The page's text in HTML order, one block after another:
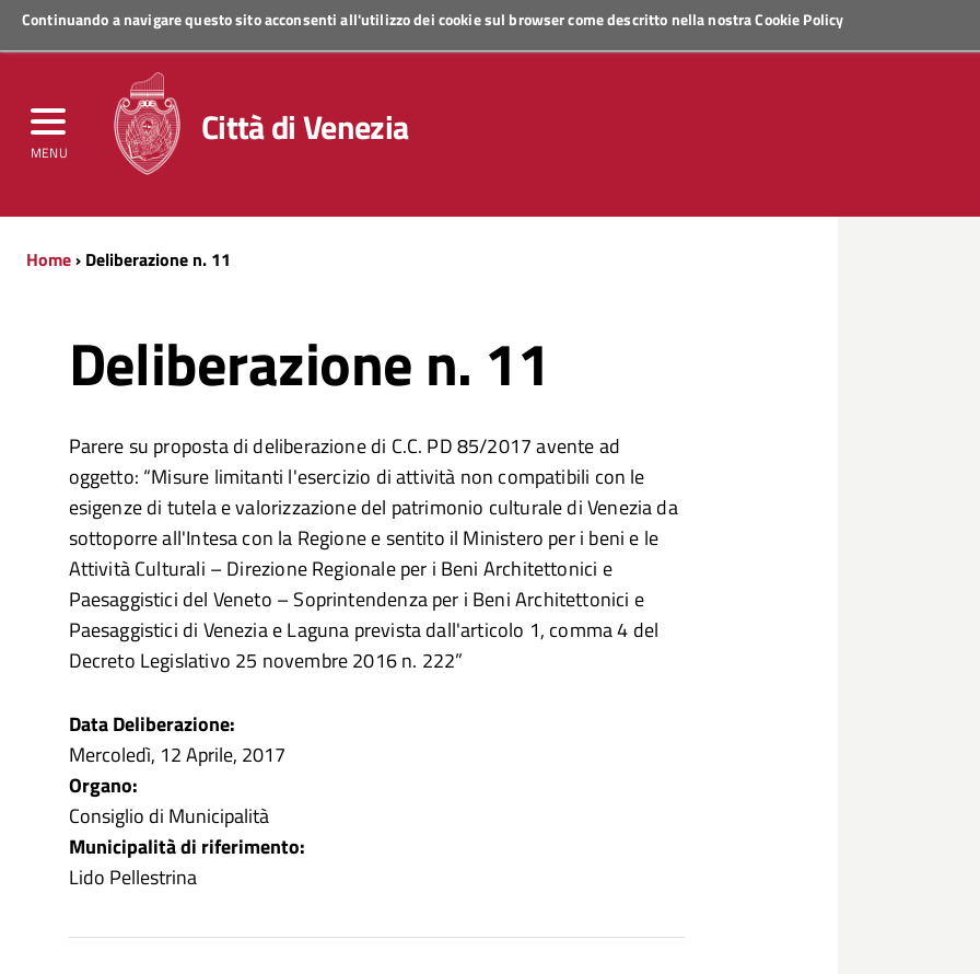
Continuando a navigare questo sito acconsenti all'utilizzo dei cookie sul browser come descritto nella nostraCookie Policy
MENU
Regione Veneto
Città di Venezia
Home› Deliberazione n. 11
Deliberazione n. 11
Parere su proposta di deliberazione di C.C. PD 85/2017 avente ad
oggetto: “Misure limitanti l'esercizio di attività non compatibili con le
esigenze di tutela e valorizzazione del patrimonio culturale di Venezia da
sottoporre all'Intesa con la Regione e sentito il Ministero per i beni e le
Attività Culturali – Direzione Regionale per i Beni Architettonici e
Paesaggistici del Veneto – Soprintendenza per i Beni Architettonici e
Paesaggistici di Venezia e Laguna prevista dall'articolo 1, comma 4 del
Decreto Legislativo 25 novembre 2016 n. 222”
Data Deliberazione:
Mercoledì, 12 Aprile, 2017
Organo:
Consiglio di Municipalità
Municipalità di riferimento:
Lido Pellestrina